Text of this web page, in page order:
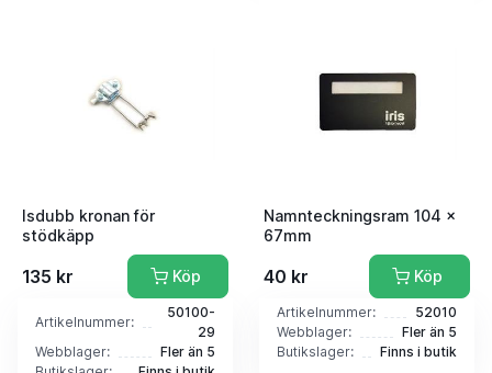
Isdubb kronan för
stödkäpp
135 kr Köp
Artikelnummer:
50100-
29
Webblager:
Fler än 5
Namnteckningsram 104 x
67mm
40 kr Köp
Artikelnummer:
52010
Webblager:
Fler än 5
Butikslager:
Finns i butik